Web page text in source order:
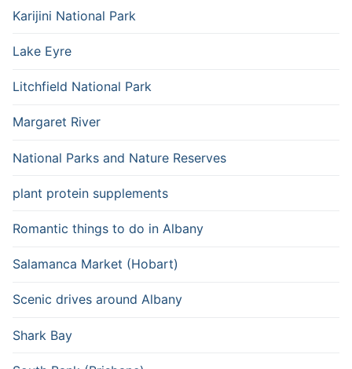
Karijini National Park
Lake Eyre
Litchfield National Park
Margaret River
National Parks and Nature Reserves
plant protein supplements
Romantic things to do in Albany
Salamanca Market (Hobart)
Scenic drives around Albany
Shark Bay